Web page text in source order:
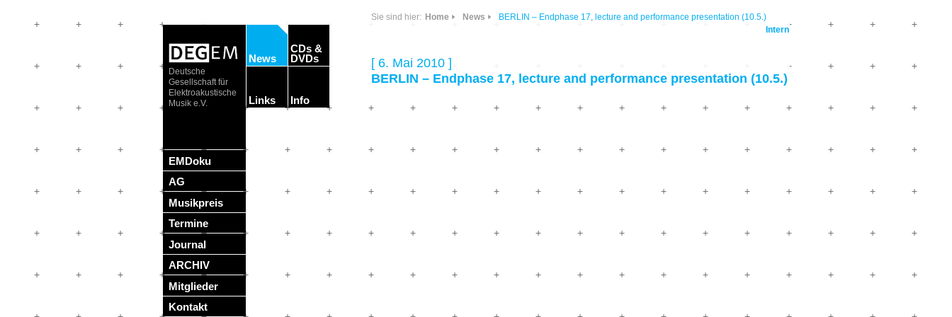
Deutsche
Gesellschaft für
Elektroakustische
Musik e.V.
EMDoku
AG
Musikpreis
Termine
Journal
ARCHIV
Mitglieder
Kontakt
News
CDs &
DVDs
Sonic Planet
Zeit
Allegro Praestat
– Ecological
Links
Forschung
Orte & Konzerte
Festivals
Info
Sie sind hier: Home News
BERLIN – Endphase 17, lecture and performance presentation (10.5.)
Intern
[ 6. Mai 2010 ]
BERLIN – Endphase 17, lecture and performance presentation (10.5.)